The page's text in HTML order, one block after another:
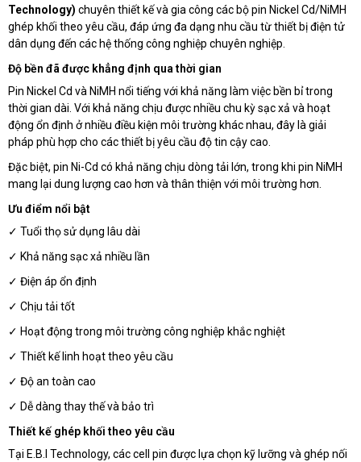
Technology) chuyên thiết kế và gia công các bộ pin Nickel Cd/NiMH
ghép khối theo yêu cầu, đáp ứng đa dạng nhu cầu từ thiết bị điện tử
dân dụng đến các hệ thống công nghiệp chuyên nghiệp.
Độ bền đã được khẳng định qua thời gian
Pin Nickel Cd và NiMH nổi tiếng với khả năng làm việc bền bỉ trong
thời gian dài. Với khả năng chịu được nhiều chu kỳ sạc xả và hoạt
động ổn định ở nhiều điều kiện môi trường khác nhau, đây là giải
pháp phù hợp cho các thiết bị yêu cầu độ tin cậy cao.
Đặc biệt, pin Ni-Cd có khả năng chịu dòng tải lớn, trong khi pin NiMH
mang lại dung lượng cao hơn và thân thiện với môi trường hơn.
Ưu điểm nổi bật
✓ Tuổi thọ sử dụng lâu dài
✓ Khả năng sạc xả nhiều lần
✓ Điện áp ổn định
✓ Chịu tải tốt
✓ Hoạt động trong môi trường công nghiệp khắc nghiệt
✓ Thiết kế linh hoạt theo yêu cầu
✓ Độ an toàn cao
✓ Dễ dàng thay thế và bảo trì
Thiết kế ghép khối theo yêu cầu
Tại E.B.I Technology, các cell pin được lựa chọn kỹ lưỡng và ghép nối